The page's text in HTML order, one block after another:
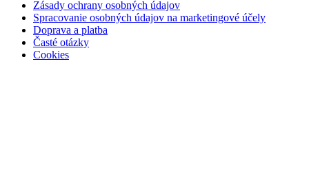
Zásady ochrany osobných údajov
Spracovanie osobných údajov na marketingové účely
Doprava a platba
Časté otázky
Cookies